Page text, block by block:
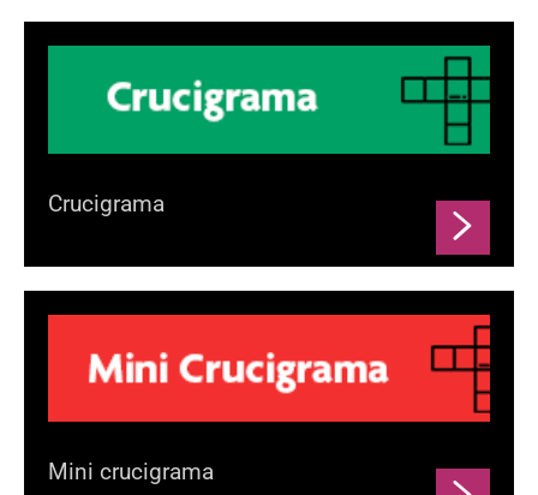
Crucigrama
Mini crucigrama